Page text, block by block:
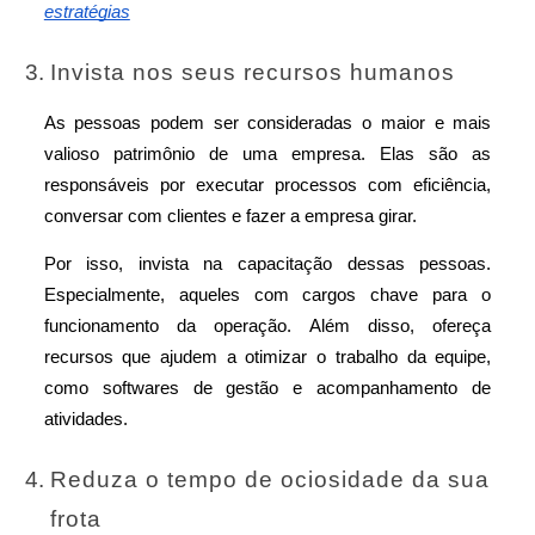
estratégias
Invista nos seus recursos humanos
As pessoas podem ser consideradas o maior e mais
valioso patrimônio de uma empresa. Elas são as
responsáveis por executar processos com eficiência,
conversar com clientes e fazer a empresa girar.
Por isso, invista na capacitação dessas pessoas.
Especialmente, aqueles com cargos chave para o
funcionamento da operação. Além disso, ofereça
recursos que ajudem a otimizar o trabalho da equipe,
como softwares de gestão e acompanhamento de
atividades.
Reduza o tempo de ociosidade da sua
frota